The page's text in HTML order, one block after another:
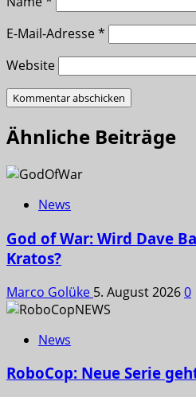
E-Mail-Adresse*
Website
Ähnliche Beiträge
News
God of War: Wird Dave
Kratos?
Marco Golüke 5. August 20260
News
RoboCop: Neue Serie